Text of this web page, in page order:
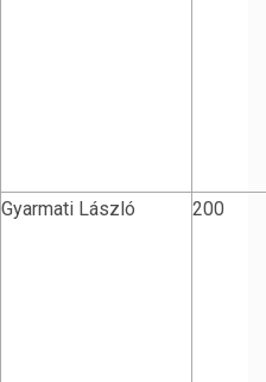
Gyarmati László 200